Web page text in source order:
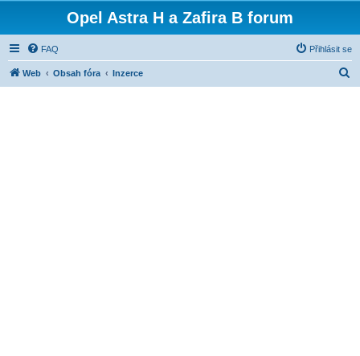
Opel Astra H a Zafira B forum
FAQ Přihlásit se
Web Obsah fóra Inzerce